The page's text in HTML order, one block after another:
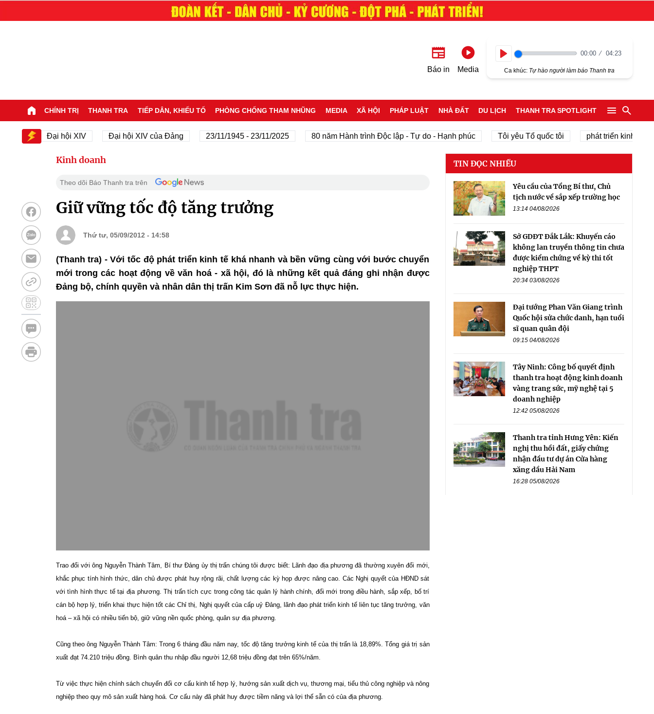
Báo in Media
00:00 04:23
Ca khúc: Tự hào người làm báo Thanh tra
CHÍNH TRỊ THANH TRA TIẾP DÂN, KHIẾU TỐ PHÒNG CHỐNG THAM NHŨNG MEDIA XÃ HỘI PHÁP LUẬT NHÀ ĐẤT DU LỊCH THANH TRA SPOTLIGHT
Đại hội XIV Đại hội XIV của Đảng 23/11/1945 - 23/11/2025 80 năm Hành trình Độc lập - Tự do - Hạnh phúc Tôi yêu Tổ quốc tôi phát triển kinh tế tư nhân
Kinh doanh
Theo dõi Báo Thanh tra trên
Giữ vững tốc độ tăng trưởng
Thứ tư, 05/09/2012 - 14:58
(Thanh tra) - Với tốc độ phát triển kinh tế khá nhanh và bền vững cùng với bước chuyển
mới trong các hoạt động về văn hoá - xã hội, đó là những kết quả đáng ghi nhận được
Đảng bộ, chính quyền và nhân dân thị trấn Kim Sơn đã nỗ lực thực hiện.
Trao đổi với ông Nguyễn Thành Tâm, Bí thư Đảng ủy thị trấn chúng tôi được biết: Lãnh đạo địa phương đã thường xuyên đổi mới,
khắc phục tính hình thức, dân chủ được phát huy rộng rãi, chất lượng các kỳ họp được nâng cao. Các Nghị quyết của HĐND sát
với tình hình thực tế tại địa phương. Thị trấn tích cực trong công tác quản lý hành chính, đổi mới trong điều hành, sắp xếp, bố trí
cán bộ hợp lý, triển khai thực hiện tốt các Chỉ thị, Nghị quyết của cấp uỷ Đảng, lãnh đạo phát triển kinh tế liên tục tăng trưởng, văn
hoá – xã hội có nhiều tiến bộ, giữ vũng nền quốc phòng, quân sự địa phương.
Cũng theo ông Nguyễn Thành Tâm: Trong 6 tháng đầu năm nay, tốc độ tăng trưởng kinh tế của thị trấn là 18,89%. Tổng giá trị sản
xuất đạt 74.210 triệu đồng. Bình quân thu nhập đầu người 12,68 triệu đồng đạt trên 65%/năm.
Từ việc thực hiện chính sách chuyển đổi cơ cấu kinh tế hợp lý, hướng sản xuất dịch vụ, thương mại, tiểu thủ công nghiệp và nông
nghiệp theo quy mô sản xuất hàng hoá. Cơ cấu này đã phát huy được tiềm năng và lợi thế sẵn có của địa phương.
TIN ĐỌC NHIỀU
Yêu cầu của Tổng Bí thư, Chủ
tịch nước về sắp xếp trường học
13:14 04/08/2026
Sở GDĐT Đắk Lắk: Khuyến cáo
không lan truyền thông tin chưa
được kiểm chứng về kỳ thi tốt
nghiệp THPT
20:34 03/08/2026
Đại tướng Phan Văn Giang trình
Quốc hội sửa chức danh, hạn tuổi
sĩ quan quân đội
09:15 04/08/2026
Tây Ninh: Công bố quyết định
thanh tra hoạt động kinh doanh
vàng trang sức, mỹ nghệ tại 5
doanh nghiệp
12:42 05/08/2026
Thanh tra tỉnh Hưng Yên: Kiến
nghị thu hồi đất, giấy chứng
nhận đầu tư dự án Cửa hàng
xăng dầu Hải Nam
16:28 05/08/2026